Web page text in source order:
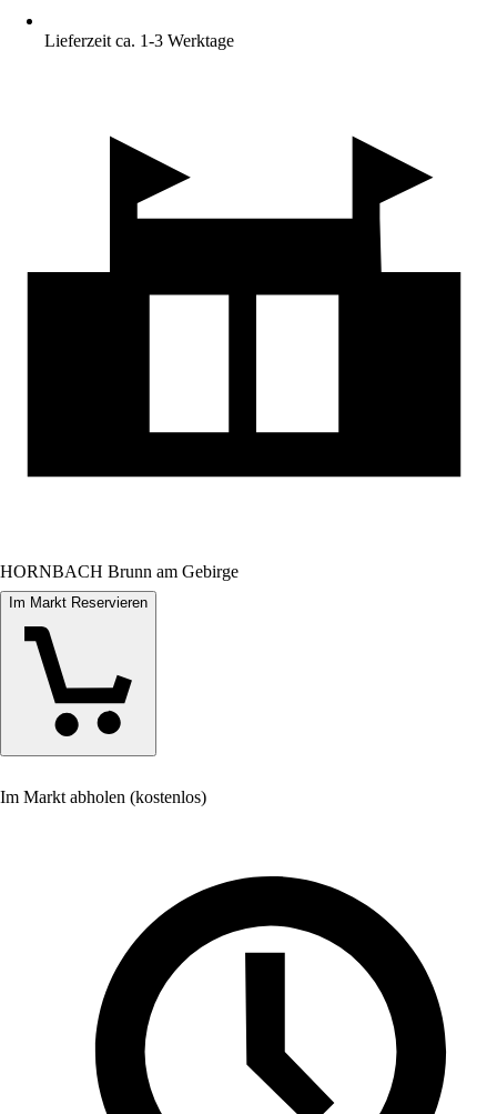
Lieferzeit ca. 1-3 Werktage
HORNBACH Brunn am Gebirge
Im Markt Reservieren
Im Markt abholen (kostenlos)